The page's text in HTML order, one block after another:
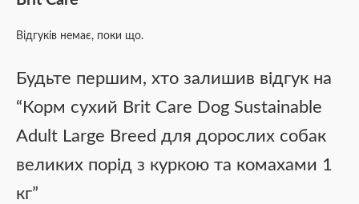
Відгуків немає, поки що.
Будьте першим, хто залишив відгук на
“Корм сухий Brit Care Dog Sustainable
Adult Large Breed для дорослих собак
великих порід з куркою та комахами 1
кг”